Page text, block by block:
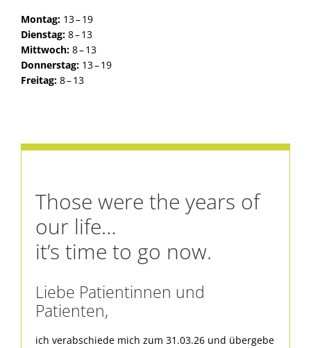
Montag:13 – 19
Dienstag: 8 – 13
Mittwoch:8 – 13
Donnerstag: 13 – 19
Freitag: 8 – 13
Those were the years of
our life…
it’s time to go now.
Liebe Patientinnen und
Patienten,
ich verabschiede mich zum 31.03.26 und übergebe